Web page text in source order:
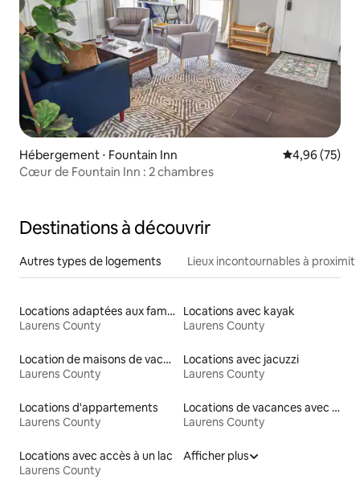
Hébergement ⋅ Fountain Inn Évaluation
4,96 (75)
Cœur de Fountain Inn : 2 chambres
Destinations à découvrir
Autres types de logements Lieux incontournables à
Locations adaptées aux familles
Laurens County
Locations avec kayak
Laurens County
Location de maisons de vacances
Laurens County
Locations avec jacuzzi
Laurens County
Locations d'appartements
Laurens County
Locations de vacances avec piscine
Laurens County
Locations avec accès à un lac
Laurens County
Afficher plus